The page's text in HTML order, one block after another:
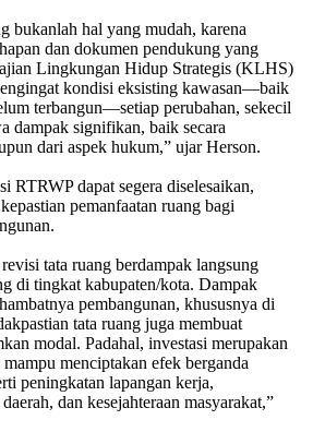
bukanlah hal yang mudah, karena
dan dokumen pendukung yang
Lingkungan Hidup Strategis (KLHS)
kondisi eksisting kawasan—baik
terbangun—setiap perubahan, sekecil
dampak signifikan, baik secara
dari aspek hukum,” ujar Herson.
RTRWP dapat segera diselesaikan,
pemanfaatan ruang bagi
tata ruang berdampak langsung
di tingkat kabupaten/kota. Dampak
pembangunan, khususnya di
tata ruang juga membuat
modal. Padahal, investasi merupakan
menciptakan efek berganda
peningkatan lapangan kerja,
dan kesejahteraan masyarakat,”